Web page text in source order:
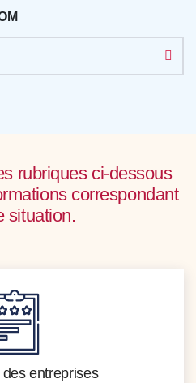
rubriques ci-dessous
correspondant
situation.
entreprises